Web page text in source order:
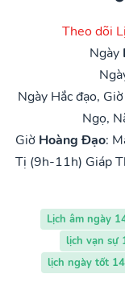
Theo dõi
Ngày
Ngày Hắc đạo,
Ngọ,
Giờ Hoàng Đạo:
Tị (9h-11h) Giáp
Lịch âm ngày
lịch vạn sự
lịch ngày tốt